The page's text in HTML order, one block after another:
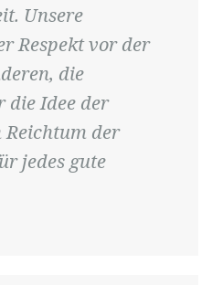
Unsere
Respekt vor der
die
die Idee der
der
jedes gute